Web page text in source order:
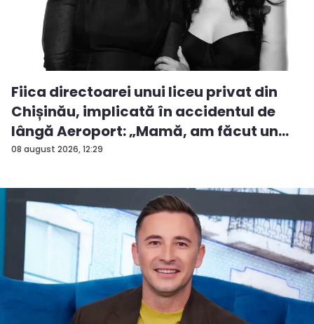
08 august 2026, 12:29
Fiica directoarei unui liceu privat din
Chișinău, implicată în accidentul de
lângă Aeroport: „Mamă, am făcut un
ac...